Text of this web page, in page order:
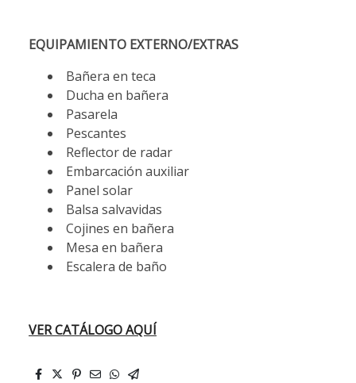
EQUIPAMIENTO EXTERNO/EXTRAS
Bañera en teca
Ducha en bañera
Pasarela
Pescantes
Reflector de radar
Embarcación auxiliar
Panel solar
Balsa salvavidas
Cojines en bañera
Mesa en bañera
Escalera de baño
VER CATÁLOGO AQUÍ